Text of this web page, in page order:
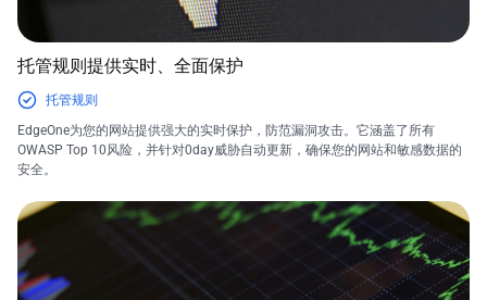
托管规则提供实时、全面保护
托管规则
EdgeOne为您的网站提供强大的实时保护，防范漏洞攻击。它涵盖了所有
OWASP Top 10风险，并针对0day威胁自动更新，确保您的网站和敏感数据的
安全。